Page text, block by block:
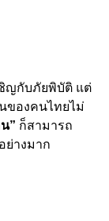
ญกับภัยพิบัติ แต่
ของคนไทยไม่
” ก็สามารถ
ย่างมาก